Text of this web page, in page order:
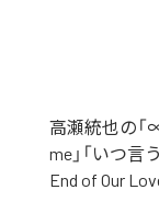
高瀬統也の「
me」「いつ言
End of Our